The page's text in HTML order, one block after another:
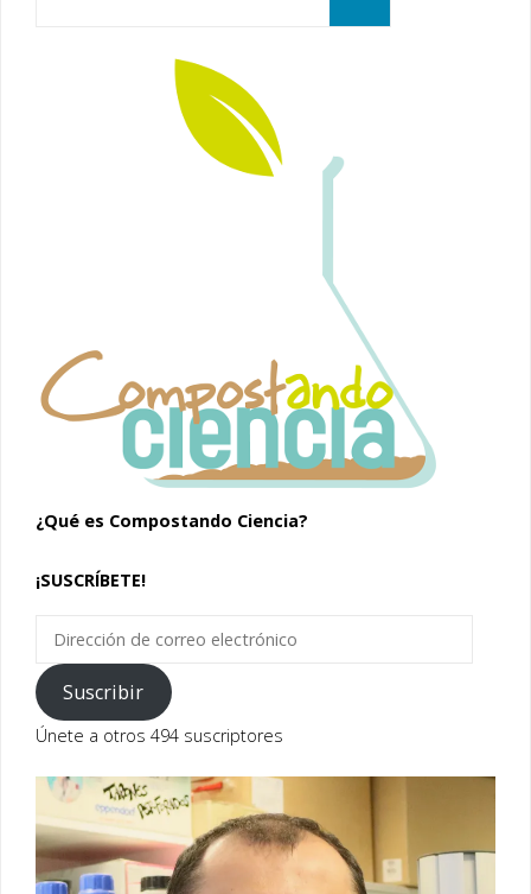
¿Qué es Compostando Ciencia?
¡SUSCRÍBETE!
Dirección
correo
electrónico
Suscribir
Únete a otros 494 suscriptores